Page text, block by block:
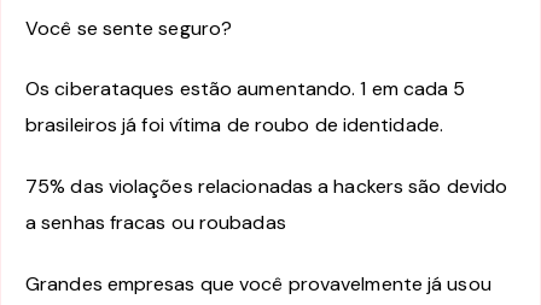
Você se sente seguro?
Os ciberataques estão aumentando. 1 em cada 5
brasileiros já foi vítima de roubo de identidade.
75% das violações relacionadas a hackers são devido
a senhas fracas ou roubadas
Grandes empresas que você provavelmente já usou